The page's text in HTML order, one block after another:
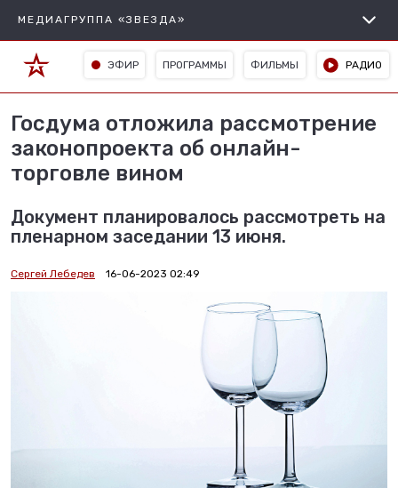
МЕДИАГРУППА «ЗВЕЗДА»
ЭФИР ПРОГРАММЫ ФИЛЬМЫ РАДИО
Госдума отложила рассмотрение
законопроекта об онлайн-
торговле вином
Документ планировалось рассмотреть на
пленарном заседании 13 июня.
Сергей Лебедев 16-06-2023 02:49